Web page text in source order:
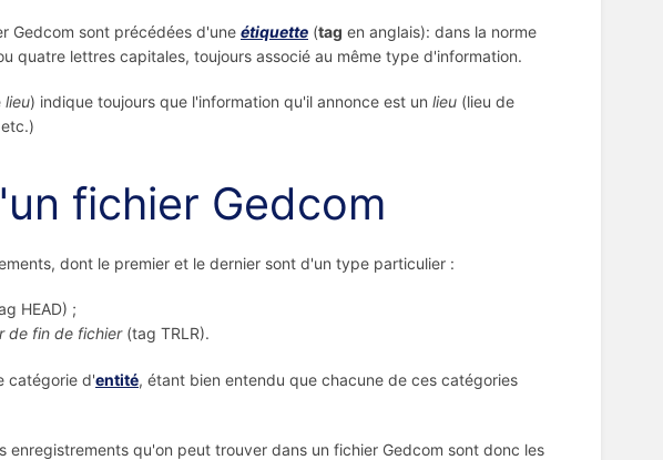
Gedcom sont précédées d'une étiquette (tag en anglais): dans la norme
quatre lettres capitales, toujours associé au même type d'information.
lieu) indique toujours que l'information qu'il annonce est un lieu (lieu de
fichier Gedcom
dont le premier et le dernier sont d'un type particulier :
HEAD) ;
de fin de fichier(tag TRLR).
catégorie d'entité, étant bien entendu que chacune de ces catégories
qu'on peut trouver dans un fichier Gedcom sont donc les